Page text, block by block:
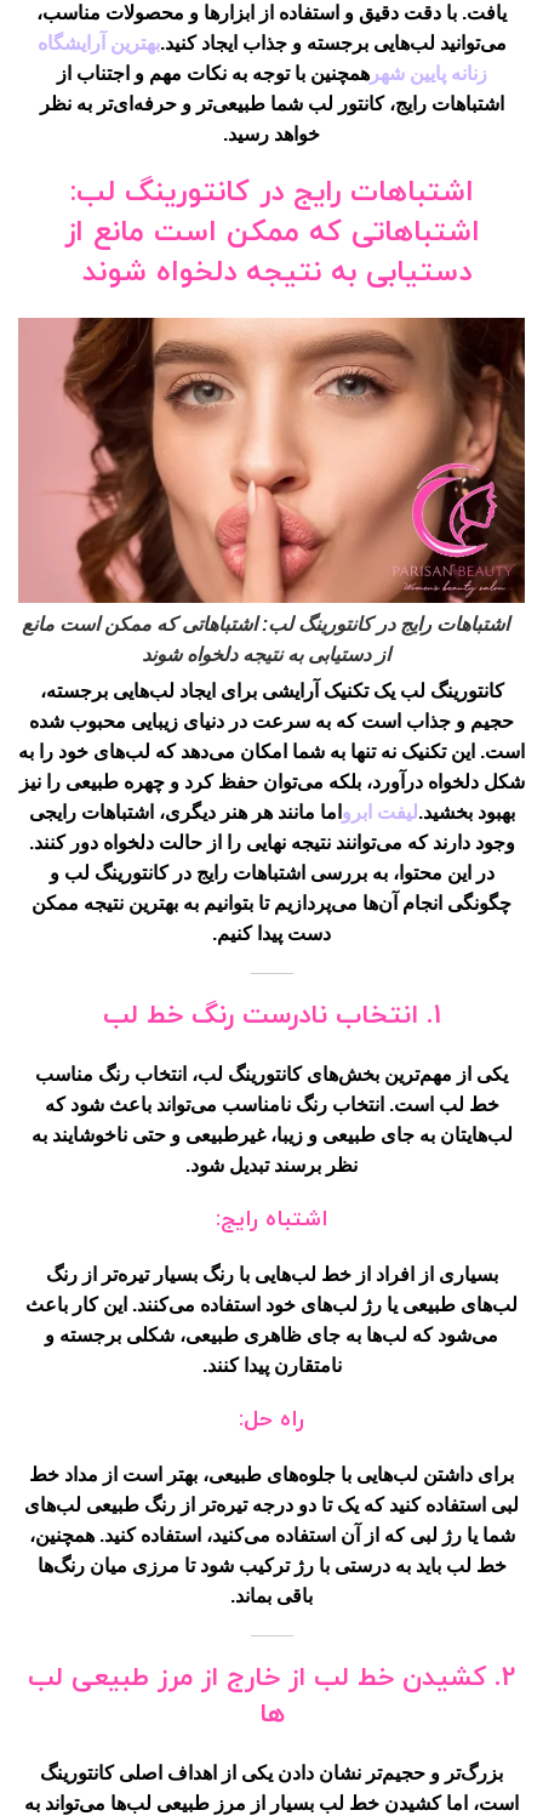
یافت. با دقت دقیق و استفاده از ابزارها و محصولات مناسب،
می‌توانید لب‌هایی برجسته و جذاب ایجاد کنید.بهترین آرایشگاه
زنانه پایین شهرهمچنین با توجه به نکات مهم و اجتناب از
اشتباهات رایج، کانتور لب شما طبیعی‌تر و حرفه‌ای‌تر به نظر
خواهد رسید.
اشتباهات رایج در کانتورینگ لب:
اشتباهاتی که ممکن است مانع از
دستیابی به نتیجه دلخواه شوند
اشتباهات رایج در کانتورینگ لب: اشتباهاتی که ممکن است مانع
از دستیابی به نتیجه دلخواه شوند
کانتورینگ لب یک تکنیک آرایشی برای ایجاد لب‌هایی برجسته،
حجیم و جذاب است که به سرعت در دنیای زیبایی محبوب شده
است. این تکنیک نه تنها به شما امکان می‌دهد که لب‌های خود را به
شکل دلخواه درآورد، بلکه می‌توان حفظ کرد و چهره طبیعی را نیز
بهبود بخشید.لیفت ابرو اما مانند هر هنر دیگری، اشتباهات رایجی
وجود دارند که می‌توانند نتیجه نهایی را از حالت دلخواه دور کنند.
در این محتوا، به بررسی اشتباهات رایج در کانتورینگ لب و
چگونگی انجام آن‌ها می‌پردازیم تا بتوانیم به بهترین نتیجه ممکن
دست پیدا کنیم.
1. انتخاب نادرست رنگ خط لب
یکی از مهم‌ترین بخش‌های کانتورینگ لب، انتخاب رنگ مناسب
خط لب است. انتخاب رنگ نامناسب می‌تواند باعث شود که
لب‌هایتان به جای طبیعی و زیبا، غیرطبیعی و حتی ناخوشایند به
نظر برسند تبدیل شود.
اشتباه رایج:
بسیاری از افراد از خط لب‌هایی با رنگ بسیار تیره‌تر از رنگ
لب‌های طبیعی یا رژ لب‌های خود استفاده می‌کنند. این کار باعث
می‌شود که لب‌ها به جای ظاهری طبیعی، شکلی برجسته و
نامتقارن پیدا کنند.
راه حل:
برای داشتن لب‌هایی با جلوه‌های طبیعی، بهتر است از مداد خط
لبی استفاده کنید که یک تا دو درجه تیره‌تر از رنگ طبیعی لب‌های
شما یا رژ لبی که از آن استفاده می‌کنید، استفاده کنید. همچنین،
خط لب باید به درستی با رژ ترکیب شود تا مرزی میان رنگ‌ها
باقی بماند.
2. کشیدن خط لب از خارج از مرز طبیعی لب
ها
بزرگ‌تر و حجیم‌تر نشان دادن یکی از اهداف اصلی کانتورینگ
است، اما کشیدن خط لب بسیار از مرز طبیعی لب‌ها می‌تواند به